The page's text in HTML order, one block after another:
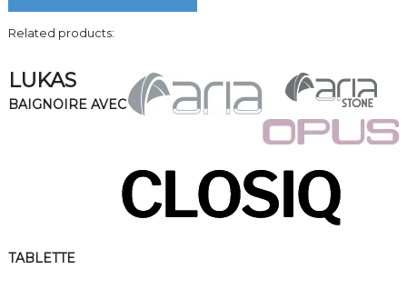
Related products:
LUKAS
BAIGNOIRE AVEC
TABLETTE